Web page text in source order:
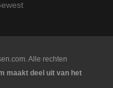
Alle rechten
maakt deel uit van het